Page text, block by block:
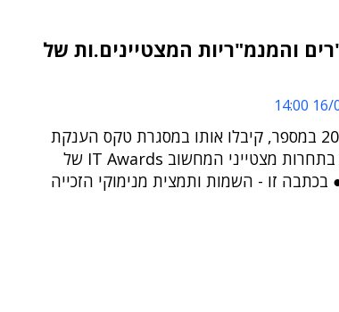
והמנמ"ריות המצטיינים.ות של
16/
הזוכים.ות בתואר, 20 במספר, קיבלו אותו במסגרת טקס הענקת
אותות ההצטיינות בתחרות מצטייני המחשוב IT Awards של
זו - השמות ותמצית מנימוקי הזכייה